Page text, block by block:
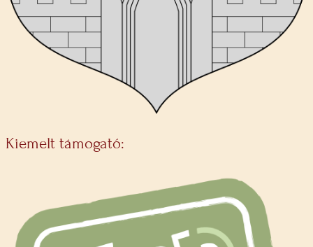
Kiemelt támogató: